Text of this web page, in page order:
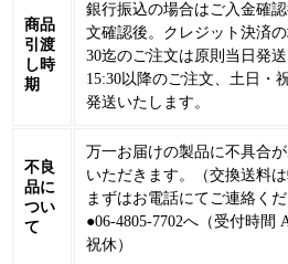
商品
引渡
し時
期
銀行振込の場合はご入金確
文確認後。クレジット決済
30迄のご注文は原則当日発送
15:30以降のご注文、土日・
発送いたします。
不良
品に
つい
て
万一お届けの製品に不具合
いただきます。（交換送料は
まずはお電話にてご連絡くだ
●06-4805-7702へ（受付時間
祝休）